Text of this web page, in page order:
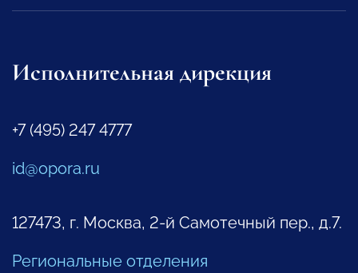
Исполнительная дирекция
+7 (495) 247 4777
id@opora.ru
127473, г. Москва, 2-й Самотечный пер., д.7.
Региональные отделения